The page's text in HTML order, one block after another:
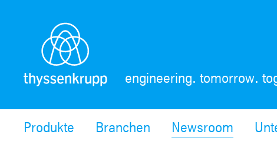
engineering. tomorrow.
Produkte Branchen Newsroom